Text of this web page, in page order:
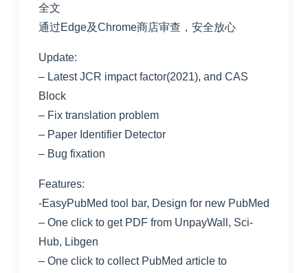
全文
通过Edge及Chrome商店审查，安全放心
Update:
– Latest JCR impact factor(2021), and CAS
Block
– Fix translation problem
– Paper Identifier Detector
– Bug fixation
Features:
-EasyPubMed tool bar, Design for new PubMed
– One click to get PDF from UnpayWall, Sci-
Hub, Libgen
– One click to collect PubMed article to